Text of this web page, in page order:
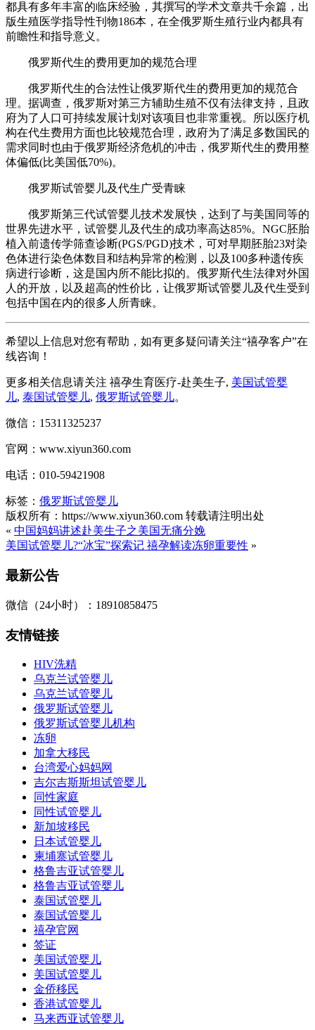
都具有多年丰富的临床经验，其撰写的学术文章共千余篇，出
版生殖医学指导性刊物186本，在全俄罗斯生殖行业内都具有
前瞻性和指导意义。
俄罗斯代生的费用更加的规范合理
俄罗斯代生的合法性让俄罗斯代生的费用更加的规范合
理。据调查，俄罗斯对第三方辅助生殖不仅有法律支持，且政
府为了人口可持续发展计划对该项目也非常重视。所以医疗机
构在代生费用方面也比较规范合理，政府为了满足多数国民的
需求同时也由于俄罗斯经济危机的冲击，俄罗斯代生的费用整
体偏低(比美国低70%)。
俄罗斯试管婴儿及代生广受青睐
俄罗斯第三代试管婴儿技术发展快，达到了与美国同等的
世界先进水平，试管婴儿及代生的成功率高达85%。NGC胚胎
植入前遗传学筛查诊断(PGS/PGD)技术，可对早期胚胎23对染
色体进行染色体数目和结构异常的检测，以及100多种遗传疾
病进行诊断，这是国内所不能比拟的。俄罗斯代生法律对外国
人的开放，以及超高的性价比，让俄罗斯试管婴儿及代生受到
包括中国在内的很多人所青睐。
希望以上信息对您有帮助，如有更多疑问请关注“禧孕客户”在
线咨询！
更多相关信息请关注 禧孕生育医疗-赴美生子, 美国试管婴
儿, 泰国试管婴儿, 俄罗斯试管婴儿。
微信：15311325237
官网：www.xiyun360.com
电话：010-59421908
标签： 俄罗斯试管婴儿
版权所有：https://www.xiyun360.com 转载请注明出处
« 中国妈妈讲述赴美生子之美国无痛分娩
美国试管婴儿?“冰宝”探索记 禧孕解读冻卵重要性 »
最新公告
微信（24小时）：18910858475
友情链接
HIV洗精
乌克兰试管婴儿
乌克兰试管婴儿
俄罗斯试管婴儿
俄罗斯试管婴儿机构
冻卵
加拿大移民
台湾爱心妈妈网
吉尔吉斯斯坦试管婴儿
同性家庭
同性试管婴儿
新加坡移民
日本试管婴儿
柬埔寨试管婴儿
格鲁吉亚试管婴儿
格鲁吉亚试管婴儿
泰国试管婴儿
泰国试管婴儿
禧孕官网
签证
美国试管婴儿
美国试管婴儿
金侨移民
香港试管婴儿
马来西亚试管婴儿